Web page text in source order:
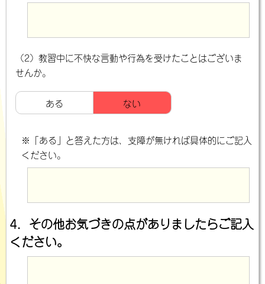
（2）教習中に不快な言動や行為を受けたことはございま
せんか。
ある ない
※「ある」と答えた方は、支障が無ければ具体的にご記入
ください。
4．その他お気づきの点がありましたらご記入
ください。